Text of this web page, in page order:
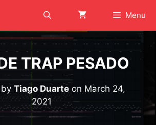
Menu
TRAP PESADO
Tiago Duarte on March 24,
2021